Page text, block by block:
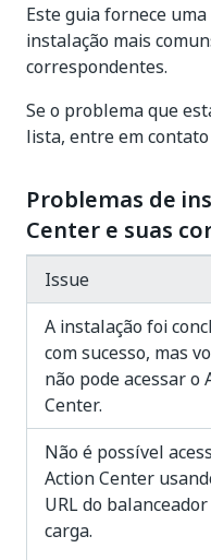
Este guia fornece
instalação mais
correspondentes.
Se o problema que
lista, entre em
Problemas de
Center e suas
Issue
A instalação foi
com sucesso, mas
não pode acessar o
Center.
Não é possível
Action Center
URL do
carga.